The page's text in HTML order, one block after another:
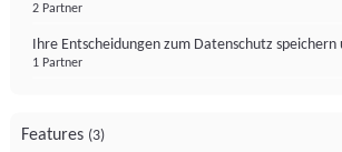
2 Partner
Ihre Entscheidungen zum Datenschutz
1 Partner
Features (3)